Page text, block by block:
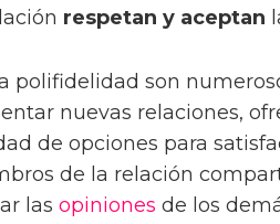
respetan y aceptan
polifidelidad son
nuevas relaciones,
de opciones para
de la relación
las opiniones de los